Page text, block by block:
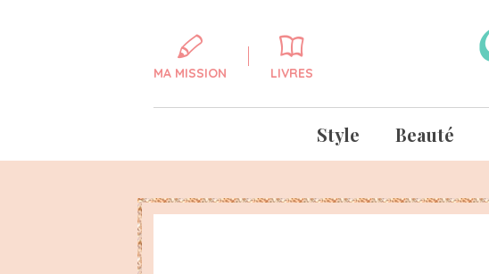
MA MISSION LIVRES
Style Beauté